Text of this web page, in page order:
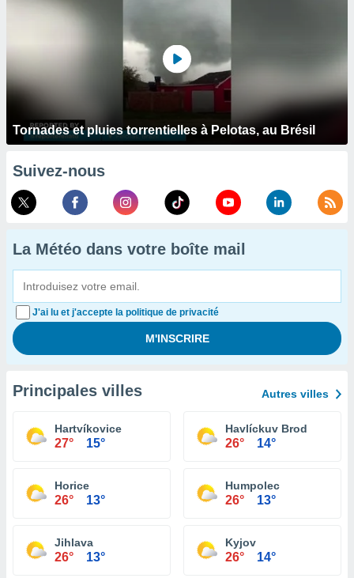
Tornades et pluies torrentielles à Pelotas, au Brésil
Suivez-nous
La Météo dans votre boîte mail
J'ai lu et j'accepte la politique de privacité
Principales villes Autres villes
Hartvíkovice
27° 15°
Havlíckuv Brod
26° 14°
Horice
26° 13°
Humpolec
26° 13°
Jihlava
26° 13°
Kyjov
26° 14°